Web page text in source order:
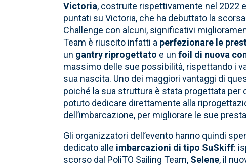
Victoria, costruite rispettivamente nel 2022
puntati su Victoria, che ha debuttato la
Challenge con alcuni, significativi
Team è riuscito infatti a perfezionare le
un gantry riprogettato e unfoil di nuova
massimo delle sue possibilità, rispettando i
sua nascita. Uno dei maggiori vantaggi di
poiché la sua struttura è stata progettata
potuto dedicare direttamente alla
dell’imbarcazione, per migliorare le sue
Gli organizzatori dell’evento hanno quindi
dedicato alle imbarcazioni di tipo SuSkiff:
scorso dal PoliTO Sailing Team, Selene, il